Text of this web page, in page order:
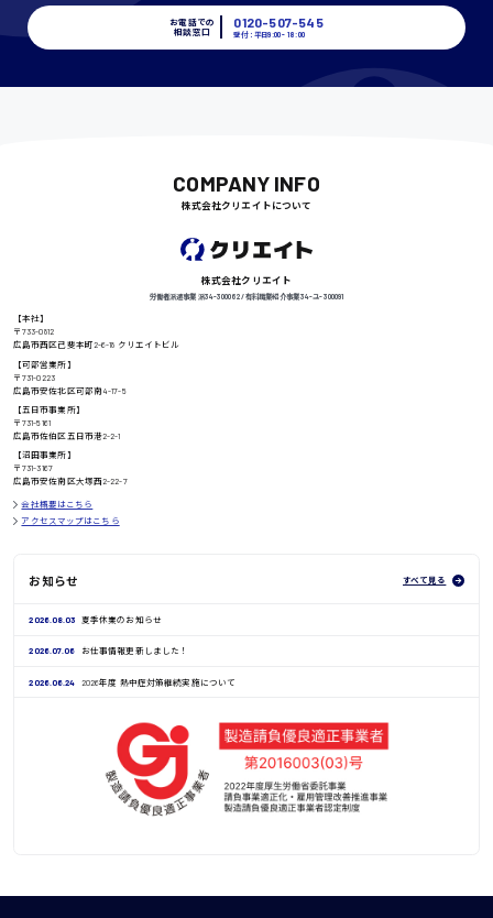
鳥取県
日給8000円〜
お電話での
相談窓口
0120-507-545
受付：平日9:00 - 18:00
COMPANY INFO
株式会社クリエイトについて
株式会社クリエイト
労働者派遣事業 派34-300062 / 有料職業紹介事業 34-ユ-300091
【本社】
〒733-0812
広島市西区己斐本町2-6-18 クリエイトビル
【可部営業所】
〒731-0223
広島市安佐北区可部南4-17-5
【五日市事業所】
〒731-5161
広島市佐伯区五日市港2-2-1
【沼田事業所】
〒731-3167
広島市安佐南区大塚西2-22-7
会社概要はこちら
アクセスマップはこちら
お知らせ すべて見る
2026.08.03 夏季休業のお知らせ
2026.07.06 お仕事情報更新しました！
2026.06.24 2026年度 熱中症対策継続実施について